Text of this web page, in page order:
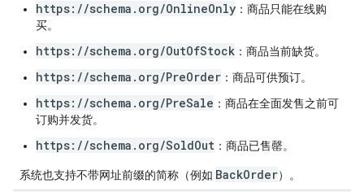
https://schema.org/OnlineOnly ：商品只能在线购
买。
https://schema.org/OutOfStock ：商品当前缺货。
https://schema.org/PreOrder ：商品可供预订。
https://schema.org/PreSale ：商品在全面发售之前可
订购并发货。
https://schema.org/SoldOut ：商品已售罄。
系统也支持不带网址前缀的简称（例如 BackOrder）。